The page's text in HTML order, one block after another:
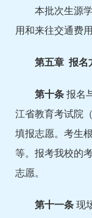
本批次生源
用和来往交通费用
第五章 报名
第十条 报名
江省教育考试院
填报志愿。考生
等。报考我校的
志愿。
第十一条 现